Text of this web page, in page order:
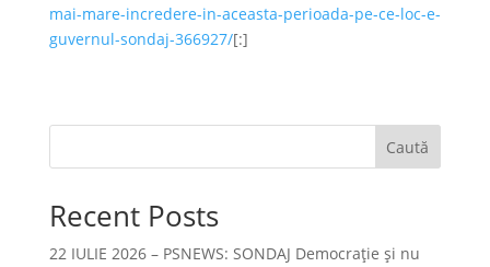
mai-mare-incredere-in-aceasta-perioada-pe-ce-loc-e-
guvernul-sondaj-366927/[:]
Caută
Recent Posts
22 IULIE 2026 – PSNEWS: SONDAJ Democrație și nu